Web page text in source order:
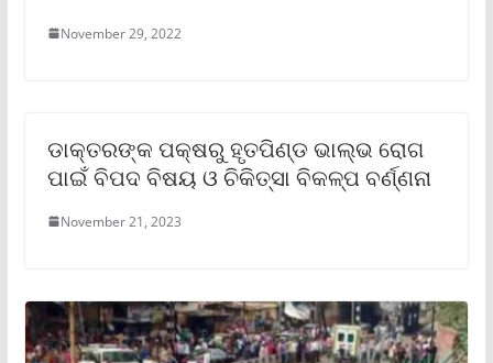
November 29, 2022
ଡାକ୍ତରଙ୍କ ପକ୍ଷରୁ ହୃତପିଣ୍ଡ ଭାଲ୍‌ଭ ରୋଗ
ପାଇଁ ବିପଦ ବିଷୟ ଓ ଚିକିତ୍ସା ବିକଳ୍ପ ବର୍ଣ୍ଣନା
November 21, 2023